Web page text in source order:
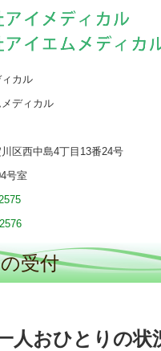
ィカル
メディカル
区西中島4丁目13番24号
号室
受付
人おひとりの状